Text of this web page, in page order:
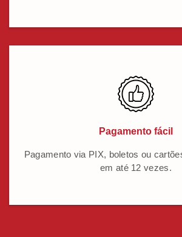
Pagamento fácil
Pagamento via PIX, boletos ou
em até 12 vezes.